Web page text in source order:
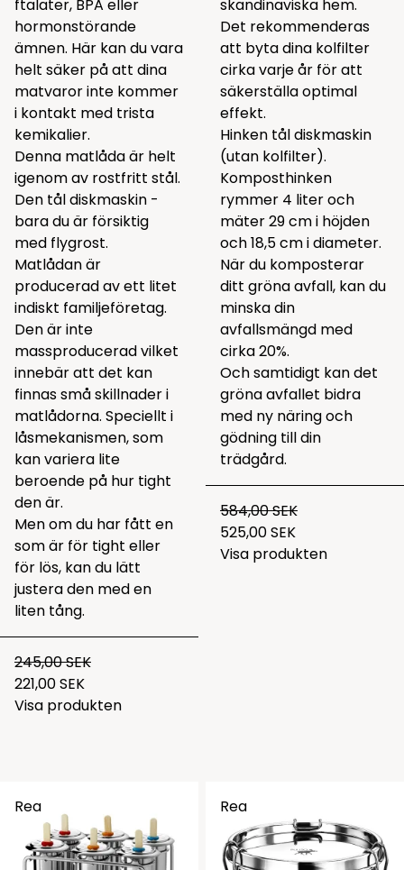
ftalater, BPA eller
hormonstörande
ämnen. Här kan du vara
helt säker på att dina
matvaror inte kommer
i kontakt med trista
kemikalier.
Denna matlåda är helt
igenom av rostfritt stål.
Den tål diskmaskin -
bara du är försiktig
med flygrost.
Matlådan är
producerad av ett litet
indiskt familjeföretag.
Den är inte
massproducerad vilket
innebär att det kan
finnas små skillnader i
matlådorna. Speciellt i
låsmekanismen, som
kan variera lite
beroende på hur tight
den är.
Men om du har fått en
som är för tight eller
för lös, kan du lätt
justera den med en
liten tång.
245,00 SEK
221,00 SEK
Visa produkten
skandinaviska hem.
Det rekommenderas
att byta dina kolfilter
cirka varje år för att
säkerställa optimal
effekt.
Hinken tål diskmaskin
(utan kolfilter).
Komposthinken
rymmer 4 liter och
mäter 29 cm i höjden
och 18,5 cm i diameter.
När du komposterar
ditt gröna avfall, kan du
minska din
avfallsmängd med
cirka 20%.
Och samtidigt kan det
gröna avfallet bidra
med ny näring och
gödning till din
trädgård.
584,00 SEK
525,00 SEK
Visa produkten
Rea Rea